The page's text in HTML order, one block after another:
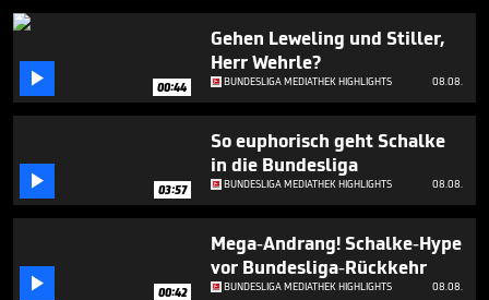
 00:44
Gehen Leweling und Stiller,
Herr Wehrle?
BUNDESLIGA MEDIATHEK HIGHLIGHTS 08.08.
 03:57
So euphorisch geht Schalke
in die Bundesliga
BUNDESLIGA MEDIATHEK HIGHLIGHTS 08.08.
 00:42
Mega-Andrang! Schalke-Hype
vor Bundesliga-Rückkehr
BUNDESLIGA MEDIATHEK HIGHLIGHTS 08.08.